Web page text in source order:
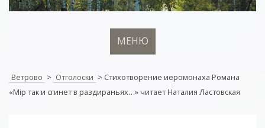
МЕНЮ
Ветрово > Отголоски > Стихотворение иеромонаха Романа
«Мiр так и сгинет в раздираньях…» читает Наталия Ластовская